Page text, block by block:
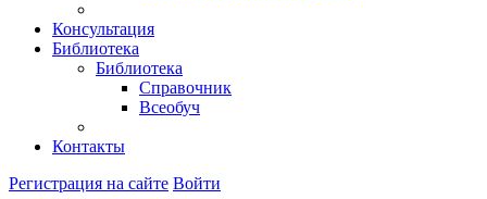
Консультация
Библиотека
Библиотека
Справочник
Всеобуч
Контакты
Регистрация на сайте Войти